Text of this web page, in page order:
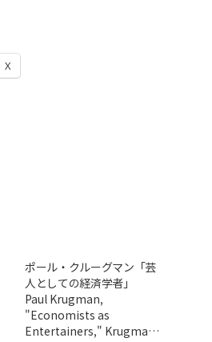
X
ポール・クルーグマン「芸
人としての経済学者」
Paul Krugman,
"Economists as
Entertainers," Krugma…